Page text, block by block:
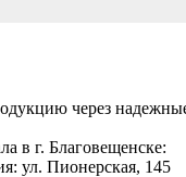
через
в г. Благовещенске:
ул. Пионерская, 145